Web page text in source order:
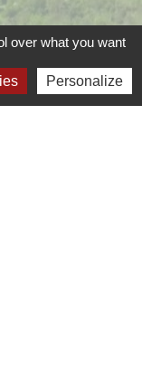
over what you want
Personalize